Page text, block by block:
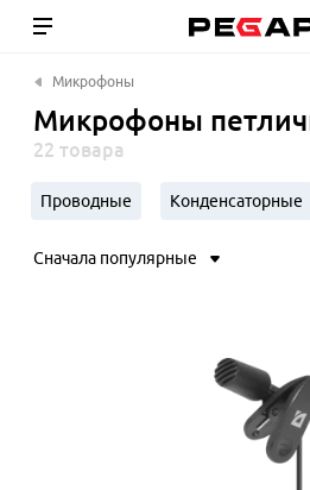
Микрофоны
Микрофоны
22 товара
Проводные Конденсаторные
Сначала популярные